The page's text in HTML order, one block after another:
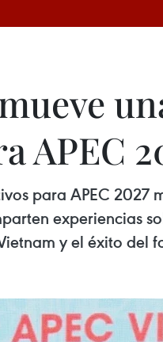
APEC
para APEC
experiencias
y el éxito del